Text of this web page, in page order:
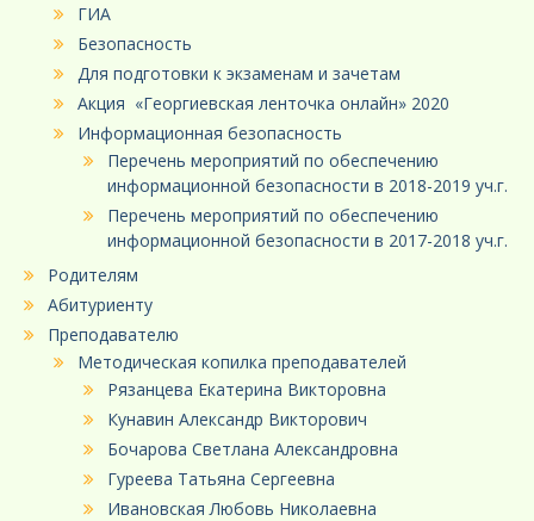
ГИА
Безопасность
Для подготовки к экзаменам и зачетам
Акция «Георгиевская ленточка онлайн» 2020
Информационная безопасность
Перечень мероприятий по обеспечению
информационной безопасности в 2018-2019 уч.г.
Перечень мероприятий по обеспечению
информационной безопасности в 2017-2018 уч.г.
Родителям
Абитуриенту
Преподавателю
Методическая копилка преподавателей
Рязанцева Екатерина Викторовна
Кунавин Александр Викторович
Бочарова Светлана Александровна
Гуреева Татьяна Сергеевна
Ивановская Любовь Николаевна